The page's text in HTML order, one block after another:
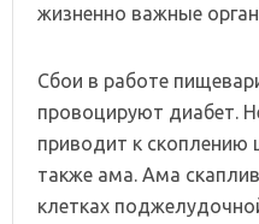
жизненно важные
Сбои в работе
провоцируют диабет.
приводит к
также ама. Ама
клетках